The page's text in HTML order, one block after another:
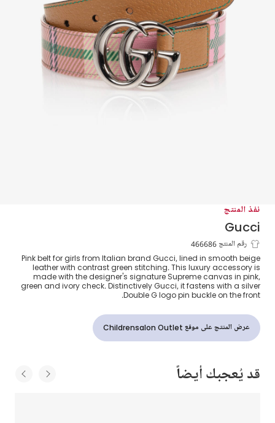
نفذ المنتج
Gucci
حزام كانفاس وجلد لون زهري للبنات
رقم المنتج 466686
Pink belt for girls from Italian brand Gucci, lined in smooth beige
leather with contrast green stitching. This luxury accessory is
made with the designer's signature Supreme canvas in pink,
green and ivory check. Distinctively Gucci, it fastens with a silver
Double G logo pin buckle on the front.
عرض المنتج على موقع Childrensalon Outlet
قد يُعجبك أيضاً